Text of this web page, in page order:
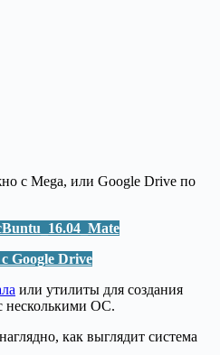
с Mega, или Google Drive по
Google Drive
или утилиты для создания
несколькими ОС.
как выглядит система